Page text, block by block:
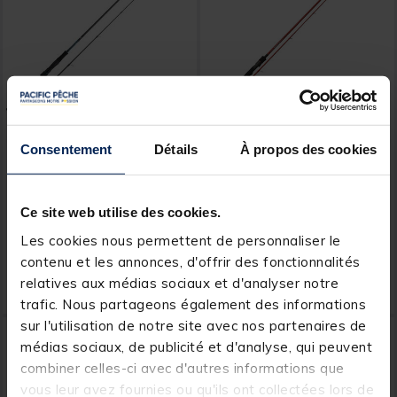
Consentement Détails À propos des cookies
Ce site web utilise des cookies.
Les cookies nous permettent de personnaliser le
contenu et les annonces, d'offrir des fonctionnalités
relatives aux médias sociaux et d'analyser notre
trafic. Nous partageons également des informations
sur l'utilisation de notre site avec nos partenaires de
médias sociaux, de publicité et d'analyse, qui peuvent
combiner celles-ci avec d'autres informations que
vous leur avez fournies ou qu'ils ont collectées lors de
emeraldas s 80m 2.44m 7-
139,00 € Ajouter au panier
TENRYU
Canne Eging Tenryu
Ikagami 87 M
689,00 €
Expédition sous 7 jours
NOUVEAU